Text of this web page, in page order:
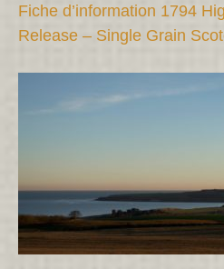
Fiche d’information 1794
Release – Single Grain